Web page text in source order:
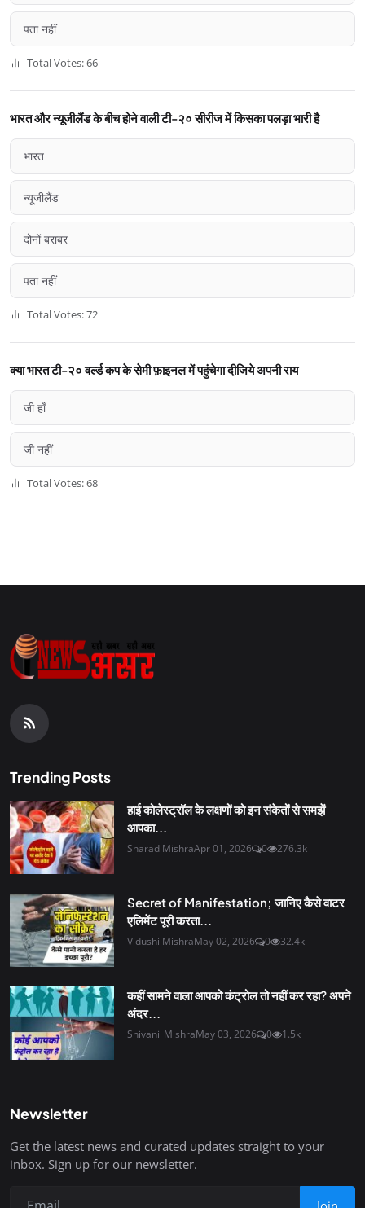
पता नहीं
Total Votes: 66
भारत और न्यूजीलैंड के बीच होने वाली टी-२० सीरीज में किसका पलड़ा भारी है
भारत
न्यूजीलैंड
दोनों बराबर
पता नहीं
Total Votes: 72
क्या भारत टी-२० वर्ल्ड कप के सेमी फ़ाइनल में पहुंचेगा दीजिये अपनी राय
जी हाँ
जी नहीं
Total Votes: 68
Trending Posts
हाई कोलेस्ट्रॉल के लक्षणों को इन संकेतों से समझें
आपका...
Sharad MishraApr 01, 2026 0 276.3k
Secret of Manifestation; जानिए कैसे वाटर
एलिमेंट पूरी करता...
Vidushi MishraMay 02, 2026 0 32.4k
कहीं सामने वाला आपको कंट्रोल तो नहीं कर रहा? अपने
अंदर...
Shivani_MishraMay 03, 2026 0 1.5k
Newsletter
Get the latest news and curated updates straight to your
inbox. Sign up for our newsletter.